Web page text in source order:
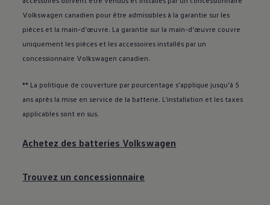
Volkswagen canadien pour être admissibles à la garantie sur les
pièces et la main-d’œuvre. La garantie sur la main-d’œuvre couvre
uniquement les pièces et les accessoires installés par un
concessionnaire Volkswagen canadien.
** La politique de couverture par pourcentage s’applique jusqu’à 5
ans après la mise en service de la batterie. L’installation et les taxes
applicables sont en sus.
Achetez des batteries Volkswagen
Trouvez un concessionnaire